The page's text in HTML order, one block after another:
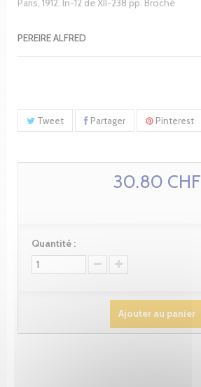
PEREIRE ALFRED
Tweet Partager Pinterest
30.80 CHF
Quantité :
Ajouter au panier